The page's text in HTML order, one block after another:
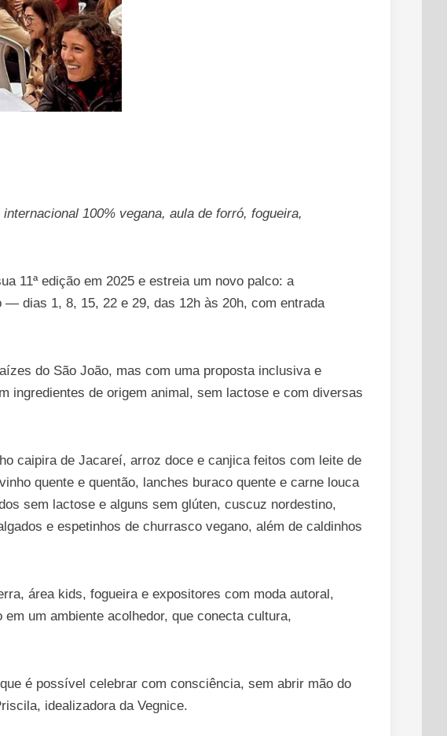
100% vegana, aula de forró, fogueira,
11ª edição em 2025 e estreia um novo palco: a
— dias 1, 8, 15, 22 e 29, das 12h às 20h, com entrada
do São João, mas com uma proposta inclusiva e
ingredientes de origem animal, sem lactose e com diversas
caipira de Jacareí, arroz doce e canjica feitos com leite de
quente e quentão, lanches buraco quente e carne louca
sem lactose e alguns sem glúten, cuscuz nordestino,
e espetinhos de churrasco vegano, além de caldinhos
área kids, fogueira e expositores com moda autoral,
um ambiente acolhedor, que conecta cultura,
é possível celebrar com consciência, sem abrir mão do
idealizadora da Vegnice.